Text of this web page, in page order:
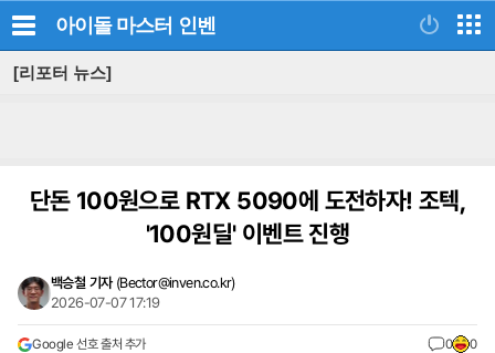
아이돌 마스터 인벤
[리포터 뉴스]
단돈 100원으로 RTX 5090에 도전하자! 조텍,
'100원딜' 이벤트 진행
백승철 기자 (Bector@inven.co.kr)
2026-07-07 17:19
Google 선호 출처 추가 0 0